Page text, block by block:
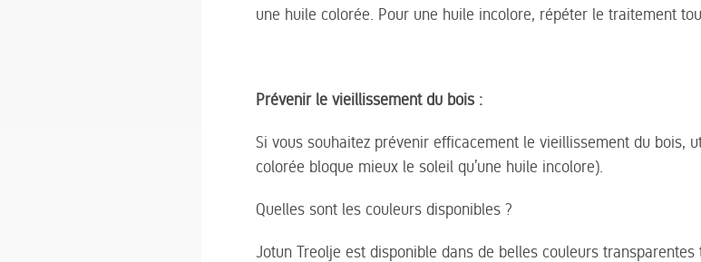
une huile colorée. Pour une huile incolore, répéter le traitement
Prévenir le vieillissement du bois :
Si vous souhaitez prévenir efficacement le vieillissement du bois,
colorée bloque mieux le soleil qu’une huile incolore).
Quelles sont les couleurs disponibles ?
Jotun Treolje est disponible dans de belles couleurs transparentes